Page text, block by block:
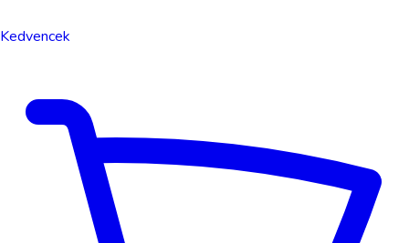
Kedvencek